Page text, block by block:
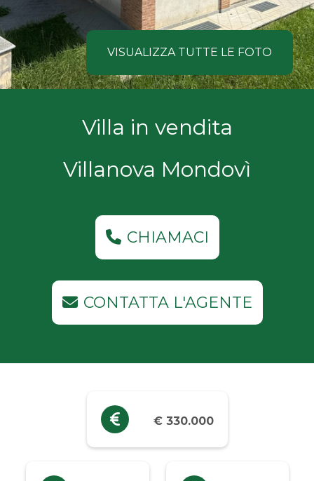
VISUALIZZA TUTTE LE FOTO
Villa in vendita
Villanova Mondovì
CHIAMACI
CONTATTA L'AGENTE
€ 330.000
COSA
CERCANO
NOSTRI
Industriali